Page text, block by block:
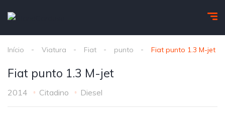
Início Viatura Fiat punto Fiat punto 1.3 M-jet
Fiat punto 1.3 M-jet
2014 Citadino Diesel